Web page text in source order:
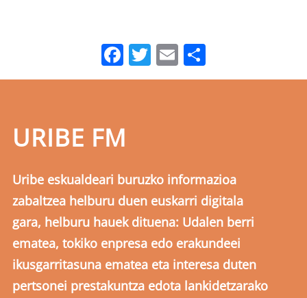
Facebook
Twitter
Email
URIBE FM
Uribe eskualdeari buruzko informazioa
zabaltzea helburu duen euskarri digitala
gara, helburu hauek dituena: Udalen berri
ematea, tokiko enpresa edo erakundeei
ikusgarritasuna ematea eta interesa duten
pertsonei prestakuntza edota lankidetzarako